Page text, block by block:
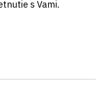
s Vami.